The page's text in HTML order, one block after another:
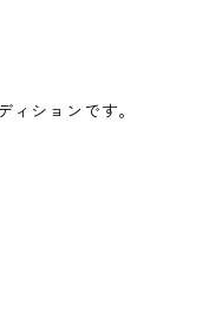
ィションです。